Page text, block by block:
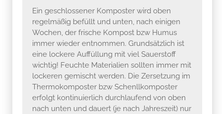
Ein geschlossener Komposter wird oben
regelmäßig befüllt und unten, nach einigen
Wochen, der frische Kompost bzw Humus
immer wieder entnommen. Grundsätzlich ist
eine lockere Auffüllung mit viel Sauerstoff
wichtig! Feuchte Materialien sollten immer mit
lockeren gemischt werden. Die Zersetzung im
Thermokomposter bzw Schenllkomposter
erfolgt kontinuierlich durchlaufend von oben
nach unten und dauert (je nach Jahreszeit) nur